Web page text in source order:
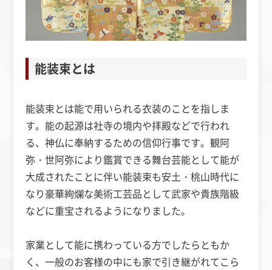
能装束とは
能装束とは能で用いられる衣装のことを指しま
す。能の起源は社寺の境内や拝殿などで行われ
る、神仏に奉納するための信仰行事です。観阿
弥・世阿弥により鑑賞できる舞台芸能として能が
大成されたことに伴い能装束も安土・桃山時代に
なり豪華絢爛な美術工芸品として武家や貴族階級
などに重宝されるようになりました。
家業として能に携わっている方でしたらともか
く、一般のお客様の中にも家で引き継がれてこら